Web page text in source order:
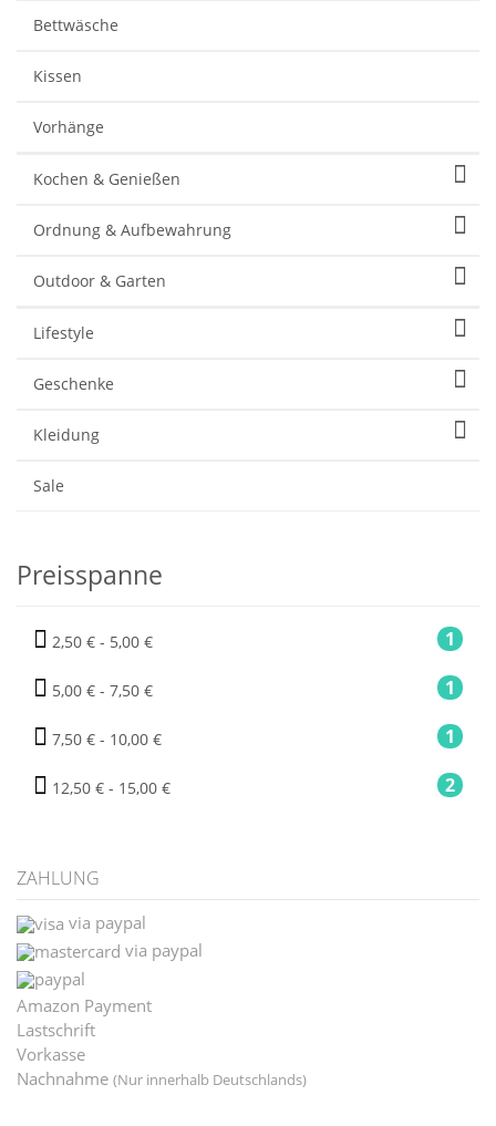
Bettwäsche
Kissen
Vorhänge
Kochen & Genießen
Ordnung & Aufbewahrung
Outdoor & Garten
Lifestyle
Geschenke
Kleidung
Sale
Preisspanne
1
2,50 € - 5,00 €
1
5,00 € - 7,50 €
1
7,50 € - 10,00 €
2
12,50 € - 15,00 €
ZAHLUNG
via paypal
via paypal
Amazon Payment
Lastschrift
Vorkasse
Nachnahme (Nur innerhalb Deutschlands)